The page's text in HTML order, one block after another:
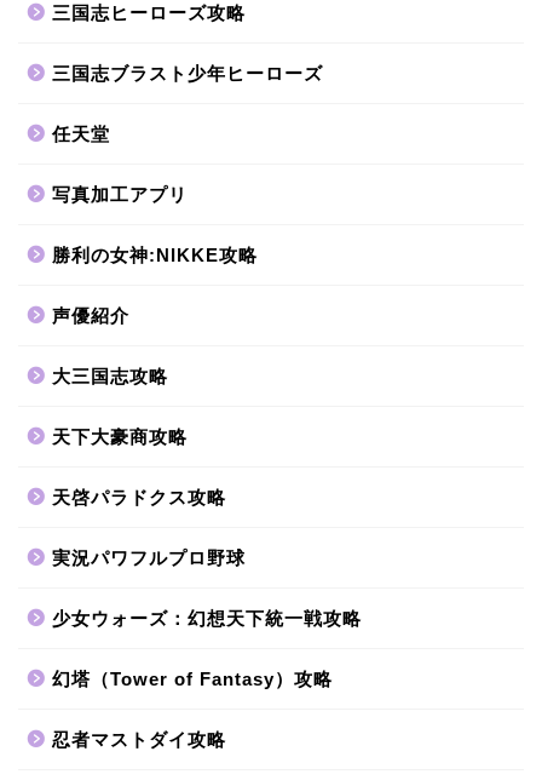
三国志ヒーローズ攻略
三国志ブラスト少年ヒーローズ
任天堂
写真加工アプリ
勝利の女神:NIKKE攻略
声優紹介
大三国志攻略
天下大豪商攻略
天啓パラドクス攻略
実況パワフルプロ野球
少女ウォーズ：幻想天下統一戦攻略
幻塔（Tower of Fantasy）攻略
忍者マストダイ攻略